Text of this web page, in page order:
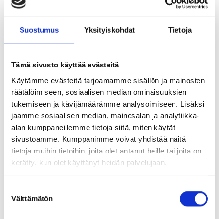
Suostumus Yksityiskohdat Tietoja
Tämä sivusto käyttää evästeitä
Käytämme evästeitä tarjoamamme sisällön ja mainosten
räätälöimiseen, sosiaalisen median ominaisuuksien
tukemiseen ja kävijämäärämme analysoimiseen. Lisäksi
jaamme sosiaalisen median, mainosalan ja analytiikka-
alan kumppaneillemme tietoja siitä, miten käytät
sivustoamme. Kumppanimme voivat yhdistää näitä
tietoja muihin tietoihin, joita olet antanut heille tai joita on
kerätty, kun olet käyttänyt heidän palvelujaan.
Välttämätön
Tuusulan uimaseura puolestaan järjestää
eritasoisia uimakouluja eri-ikäisille sekä uinnin
tekniikkaopetusta
toiseen
palveluun
Muita perheliikunnan
järjestäjiä
Liikuntaseura syke tarjoaa perheliikuntaryhmiä
mm. Baby-jumppaa ja taapero tunteja. Myös
vauvajumppaa.